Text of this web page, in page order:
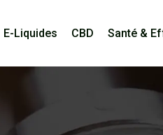
E-Liquides CBD Santé &